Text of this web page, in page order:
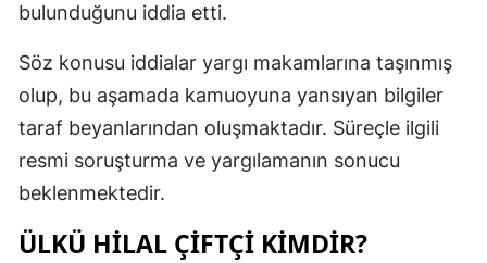
bulunduğunu iddia etti.
Söz konusu iddialar yargı makamlarına taşınmış
olup, bu aşamada kamuoyuna yansıyan bilgiler
taraf beyanlarından oluşmaktadır. Süreçle ilgili
resmi soruşturma ve yargılamanın sonucu
beklenmektedir.
ÜLKÜ HILAL ÇIFTÇI KIMDIR?